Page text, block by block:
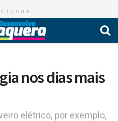
nos dias mais
elétrico, por exemplo,